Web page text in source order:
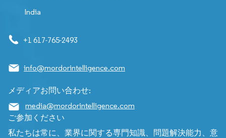
India
+1 617-765-2493
info@mordorintelligence.com
メディアお問い合わせ:
media@mordorintelligence.com
ご参加ください
私たちは常に、業界に関する専門知識、問題解決能力、意